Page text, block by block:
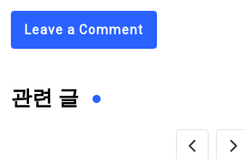
Leave a Comment
관련 글